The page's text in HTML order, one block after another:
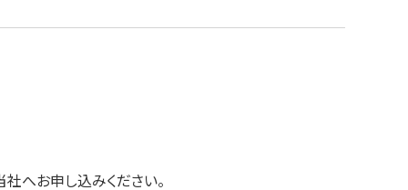
へお申し込みください。